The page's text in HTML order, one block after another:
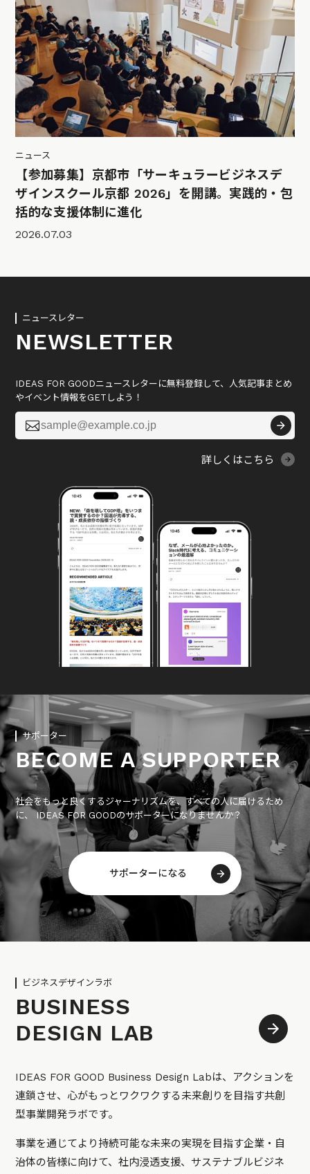
ニュース
【参加募集】京都市「サーキュラービジネスデ
ザインスクール京都 2026」を開講。実践的・包
括的な支援体制に進化
2026.07.03
ニュースレター
NEWSLETTER
IDEAS FOR GOODニュースレターに無料登録して、人気記事まとめ
やイベント情報をGETしよう！

詳しくはこちら
サポーター
BECOME A SUPPORTER
社会をもっと良くするジャーナリズムを、すべての人に届けるため
に、 IDEAS FOR GOODのサポーターになりませんか？
サポーターになる
ビジネスデザインラボ
BUSINESS
DESIGN LAB
IDEAS FOR GOOD Business Design Labは、アクションを
連鎖させ、心がもっとワクワクする未来創りを目指す共創
型事業開発ラボです。
事業を通じてより持続可能な未来の実現を目指す企業・自
治体の皆様に向けて、社内浸透支援、サステナブルビジネ